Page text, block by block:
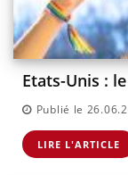
Etats-Unis :
Publié le
LIRE L'ARTICLE